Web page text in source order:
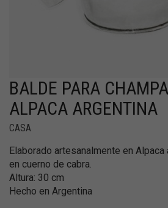
BALDE PARA
ALPACA ARGENTINA
CASA
Elaborado artesanalmente en Alpaca
en cuerno de cabra.
Altura: 30 cm
Hecho en Argentina